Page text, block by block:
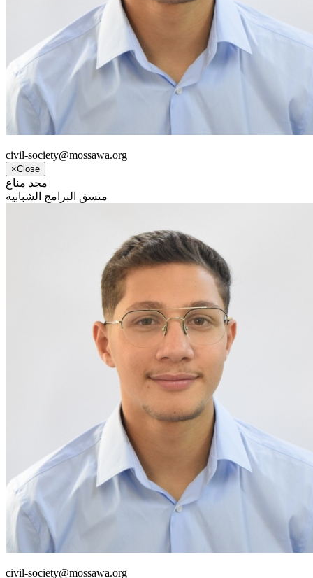
civil-society@mossawa.org
×Close
مجد مناع
منسق البرامج الشبابية
civil-society@mossawa.org